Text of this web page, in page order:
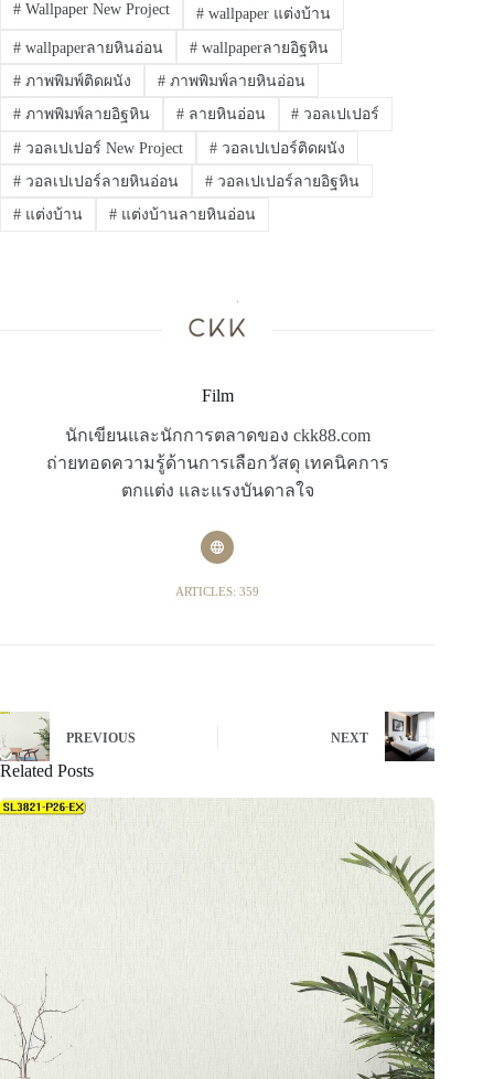
#Wallpaper New Project #wallpaper แต่งบ้าน
#wallpaperลายหินอ่อน #wallpaperลายอิฐหิน
#ภาพพิมพ์ติดผนัง #ภาพพิมพ์ลายหินอ่อน
#ภาพพิมพ์ลายอิฐหิน #ลายหินอ่อน # วอลเปเปอร์
#วอลเปเปอร์ New Project #วอลเปเปอร์ติดผนัง
#วอลเปเปอร์ลายหินอ่อน #วอลเปเปอร์ลายอิฐหิน
#แต่งบ้าน #แต่งบ้านลายหินอ่อน
Film
นักเขียนและนักการตลาดของ ckk88.com
ถ่ายทอดความรู้ด้านการเลือกวัสดุ เทคนิคการ
ตกแต่ง และแรงบันดาลใจ
ARTICLES: 359
PREVIOUS NEXT
Related Posts